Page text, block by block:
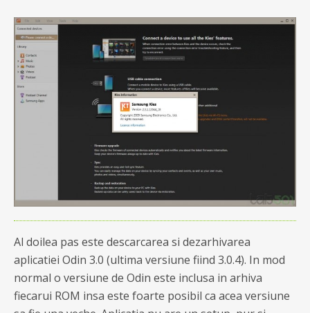
Al doilea pas este descarcarea si dezarhivarea
aplicatiei Odin 3.0 (ultima versiune fiind 3.0.4). In mod
normal o versiune de Odin este inclusa in arhiva
fiecarui ROM insa este foarte posibil ca acea versiune